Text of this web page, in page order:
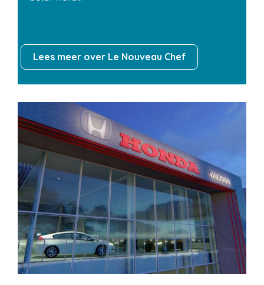
Lees meer over Le Nouveau Chef